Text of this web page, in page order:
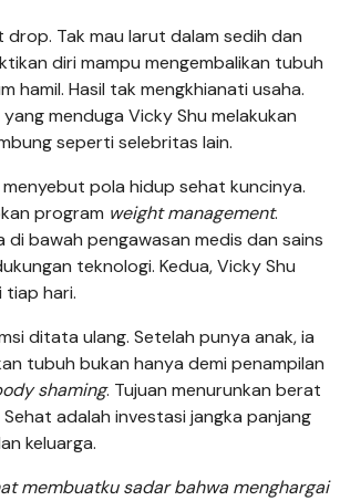
Tak mau larut dalam sedih dan
diri mampu mengembalikan tubuh
hamil. Hasil tak mengkhianati usaha.
menduga Vicky Shu melakukan
seperti selebritas lain.
pola hidup sehat kuncinya.
program weight management.
di bawah pengawasan medis dan sains
teknologi. Kedua, Vicky Shu
tiap hari.
ditata ulang. Setelah punya anak, ia
tubuh bukan hanya demi penampilan
shaming. Tujuan menurunkan berat
adalah investasi jangka panjang
keluarga.
membuatku sadar bahwa menghargai